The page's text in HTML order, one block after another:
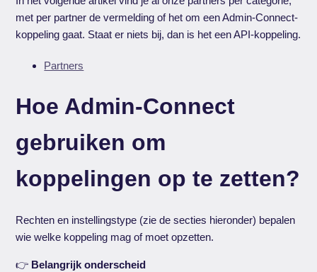
met per partner de vermelding of het om een Admin-Connect-
koppeling gaat. Staat er niets bij, dan is het een API-koppeling.
Partners
Hoe Admin-Connect
gebruiken om
koppelingen op te zetten?
Rechten en instellingstype (zie de secties hieronder) bepalen
wie welke koppeling mag of moet opzetten.
👉 Belangrijk onderscheid